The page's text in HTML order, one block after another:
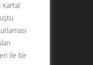
Kartal
ile bir